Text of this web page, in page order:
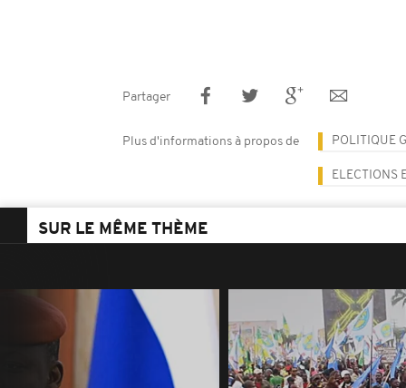
Partager
Plus d'informations à propos de POLITIQUE
ELECTIONS
SUR LE MÊME THÈME